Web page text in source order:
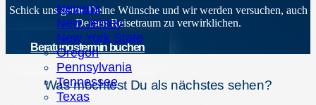
Nevada
New Jersey
New York State
Oregon
Pennsylvania
Tennessee
Texas
Schick uns gerne Deine Wünsche und wir werden versuchen, auch
Deinen Reisetraum zu verwirklichen.
Beratungstermin buchen
Was möchtest Du als nächstes sehen?